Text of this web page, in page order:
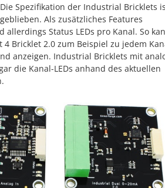
Spezifikation der Industrial Bricklets
Als zusätzliches Features
allerdings Status LEDs pro Kanal. So
Bricklet 2.0 zum Beispiel zu jedem
anzeigen. Industrial Bricklets mit
die Kanal-LEDs anhand des aktuellen